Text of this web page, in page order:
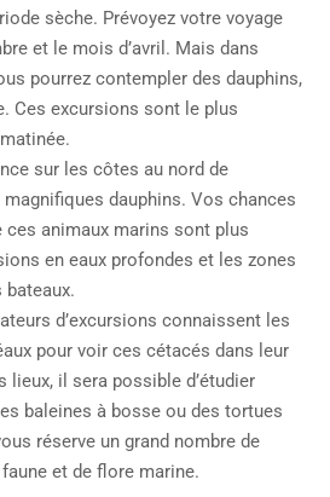
sèche. Prévoyez votre voyage
et le mois d’avril. Mais dans
pourrez contempler des dauphins,
Ces excursions sont le plus
sur les côtes au nord de
dauphins. Vos chances
ces animaux marins sont plus
en eaux profondes et les zones
bateaux.
d’excursions connaissent les
pour voir ces cétacés dans leur
lieux, il sera possible d’étudier
baleines à bosse ou des tortues
réserve un grand nombre de
et de flore marine.